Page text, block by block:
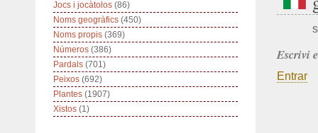
Escrivi
Entrar
Jocs i jocàtolos (86)
Noms geogràfics (450)
Noms propis (369)
Números (386)
Pardals (701)
Peixos (692)
Plantes (1907)
Xistos (1)